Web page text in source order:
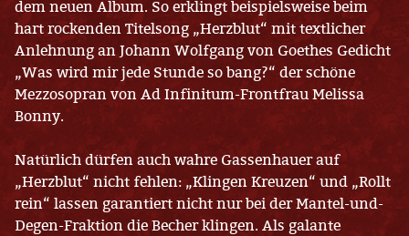
dem neuen Album. So erklingt beispielsweise beim
hart rockenden Titelsong „Herzblut“ mit textlicher
Anlehnung an Johann Wolfgang von Goethes Gedicht
„Was wird mir jede Stunde so bang?“ der schöne
Mezzosopran von Ad Infinitum-Frontfrau Melissa
Bonny.
Natürlich dürfen auch wahre Gassenhauer auf
„Herzblut“ nicht fehlen: „Klingen Kreuzen“ und „Rollt
rein“ lassen garantiert nicht nur bei der Mantel-und-
Degen-Fraktion die Becher klingen. Als galante